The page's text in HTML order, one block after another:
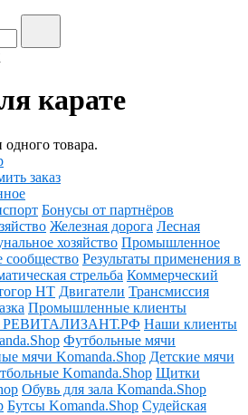
карате
товара.
заказ
Бонусы от партнёров
Железная дорога Лесная
хозяйство Промышленное
сообщество Результаты применения в
стрельба Коммерческий
НТ Двигатели Трансмиссия
Промышленные клиенты
РЕВИТАЛИЗАНТ.РФ Наши клиенты
Футбольные мячи
мячи Komanda.Shop Детские мячи
Komanda.Shop Щитки
Обувь для зала Komanda.Shop
Бутсы Komanda.Shop Судейская